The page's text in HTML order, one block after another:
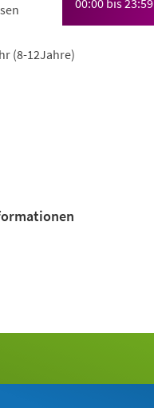
00:00 bis23:59
(8-12Jahre)